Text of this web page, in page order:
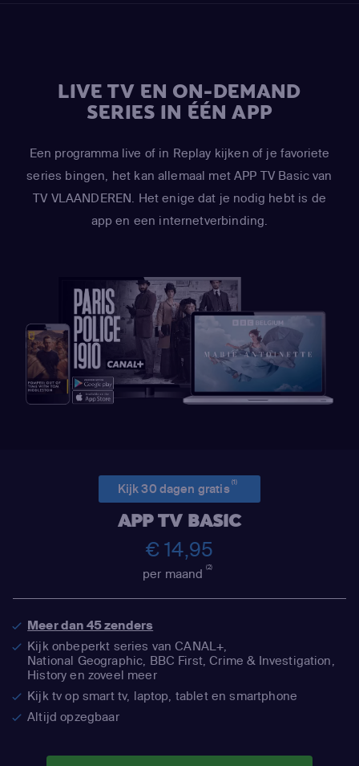
LIVE TV EN ON-DEMAND
SERIES IN ÉÉN APP
Een programma live of in Replay kijken of je favoriete
series bingen, het kan allemaal met APP TV Basic van
TV VLAANDEREN. Het enige dat je nodig hebt is de
app en een internetverbinding.
Kijk 30 dagen gratis(1)
APP TV BASIC
€ 14,95
per maand(2)
Meer dan 45 zenders
Kijk onbeperkt series van CANAL+,
National Geographic, BBC First, Crime & Investigation,
History en zoveel meer
Kijk tv op smart tv, laptop, tablet en smartphone
Altijd opzegbaar